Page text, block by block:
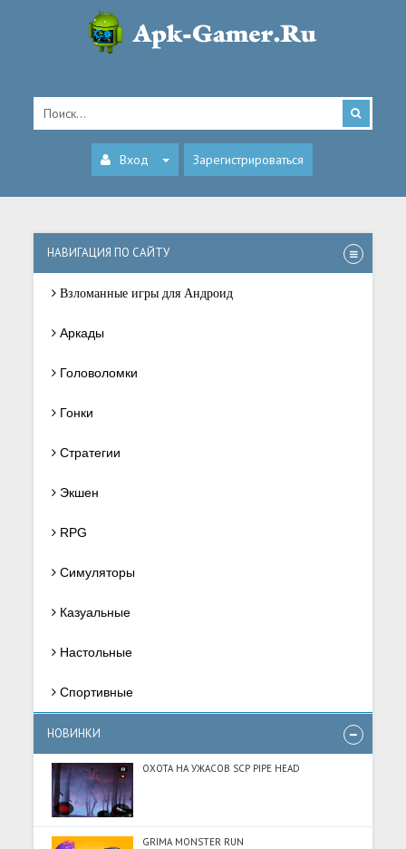
Вход Зарегистрироваться
НАВИГАЦИЯ ПО САЙТУ
Взломанные игры для Андроид
Аркады
Головоломки
Гонки
Стратегии
Экшен
RPG
Симуляторы
Казуальные
Настольные
Спортивные
НОВИНКИ
ОХОТА НА УЖАСОВ SCP PIPE HEAD
GRIMA MONSTER RUN